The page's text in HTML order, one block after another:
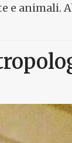
e animali.